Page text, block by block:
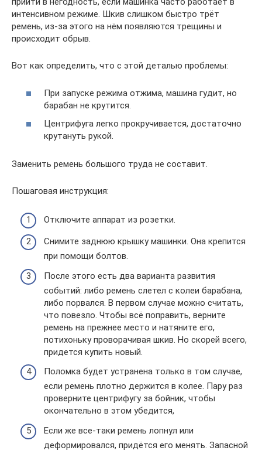
интенсивном режиме. Шкив слишком быстро трёт
ремень, из-за этого на нём появляются трещины и
происходит обрыв.
Вот как определить, что с этой деталью проблемы:
При запуске режима отжима, машина гудит, но
барабан не крутится.
Центрифуга легко прокручивается, достаточно
крутануть рукой.
Заменить ремень большого труда не составит.
Пошаговая инструкция:
Отключите аппарат из розетки.
Снимите заднюю крышку машинки. Она крепится
при помощи болтов.
После этого есть два варианта развития
событий: либо ремень слетел с колеи барабана,
либо порвался. В первом случае можно считать,
что повезло. Чтобы всё поправить, верните
ремень на прежнее место и натяните его,
потихоньку проворачивая шкив. Но скорей всего,
придется купить новый.
Поломка будет устранена только в том случае,
если ремень плотно держится в колее. Пару раз
проверните центрифугу за бойник, чтобы
окончательно в этом убедится,
Если же все-таки ремень лопнул или
деформировался, придётся его менять. Запасной